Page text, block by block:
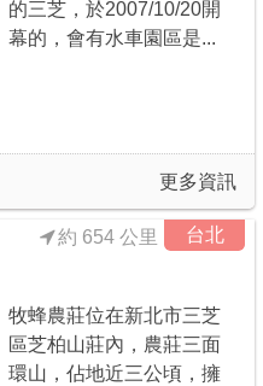
的三芝，於2007/10/20開
幕的，會有水車園區是...
更多資訊
台北
約 654 公里
牧蜂農莊位在新北市三芝
區芝柏山莊內，農莊三面
環山，佔地近三公頃，擁